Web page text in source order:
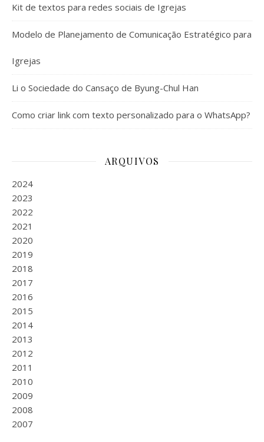
Kit de textos para redes sociais de Igrejas
Modelo de Planejamento de Comunicação Estratégico para
Igrejas
Li o Sociedade do Cansaço de Byung-Chul Han
Como criar link com texto personalizado para o WhatsApp?
ARQUIVOS
2024
2023
2022
2021
2020
2019
2018
2017
2016
2015
2014
2013
2012
2011
2010
2009
2008
2007